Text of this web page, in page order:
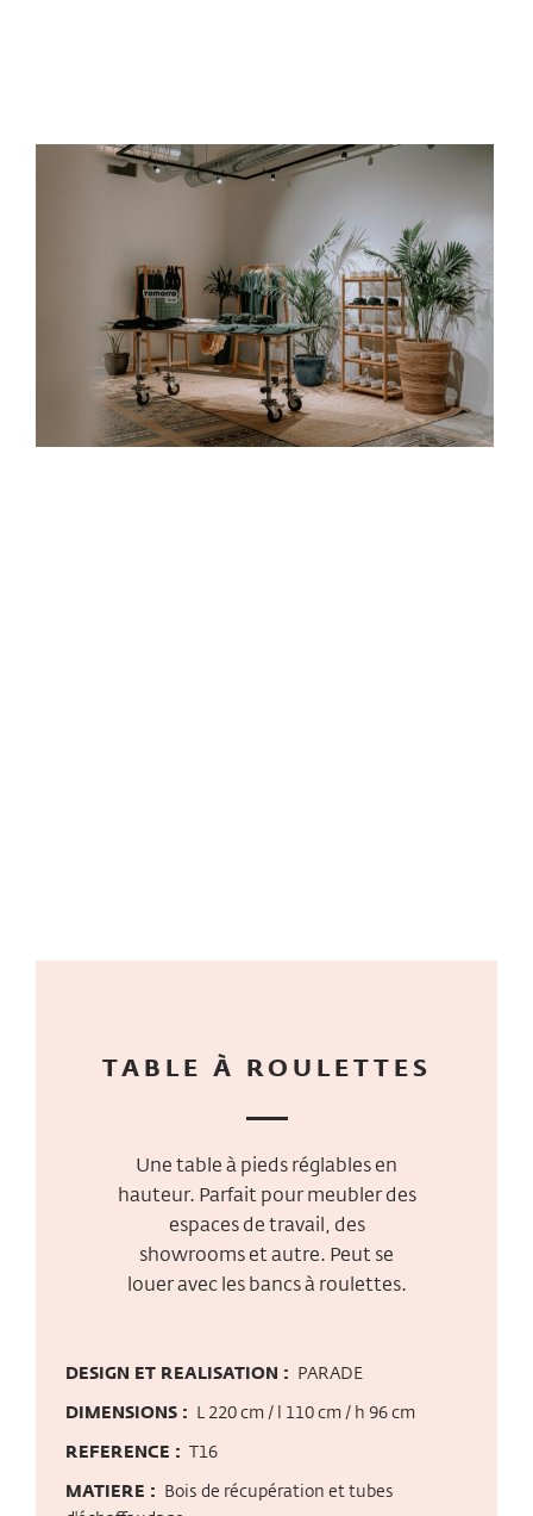
TABLE À ROULETTES
Une table à pieds réglables en
hauteur. Parfait pour meubler des
espaces de travail, des
showrooms et autre. Peut se
louer avec les bancs à roulettes.
DESIGN ET REALISATION : PARADE
DIMENSIONS : L 220 cm / l 110 cm / h 96 cm
REFERENCE : T16
MATIERE : Bois de récupération et tubes